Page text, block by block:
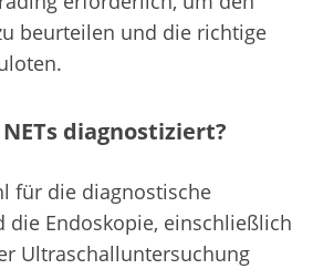
beurteilen und die richtige
diagnostiziert?
für die diagnostische
die Endoskopie, einschließlich
Ultraschalluntersuchung